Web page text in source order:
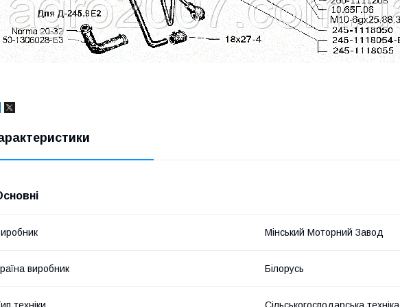
Мінський Моторний Завод
виробник Білорусь
техніки Сільськогосподарська техніка